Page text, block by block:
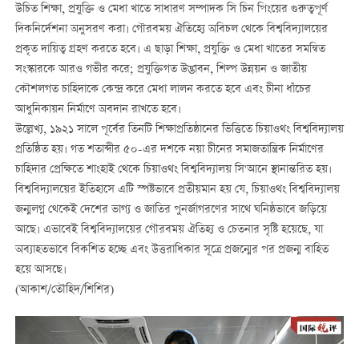
উচিত শিক্ষা, প্রযুক্তি ও মেধা খাতে সাধারণ সম্পাদক সি চিন পিংয়ের গুরুত্বপূর্ণ
দিকনির্দেশনা অনুসরণ করা। গৌরবময় ঐতিহ্যে অবিচল থেকে বিশ্ববিদ্যালয়ের
প্রকৃত দায়িত্ব গ্রহণ করতে হবে। এ ছাড়া শিক্ষা, প্রযুক্তি ও মেধা খাতের সমন্বিত
সংস্কারকে আরও গভীর করে; প্রযুক্তিগত উদ্ভাবন, শিল্প উন্নয়ন ও জাতীয়
কৌশলগত চাহিদাকে কেন্দ্র করে মেধা লালন করতে হবে এবং চীনা ধাঁচের
আধুনিকায়ন নির্মাণে অবদান রাখতে হবে।
উল্লেখ্য, ১৯২১ সালে পূর্বের তিনটি শিক্ষাপ্রতিষ্ঠানের ভিত্তিতে চিয়াওথং বিশ্ববিদ্যালয়
প্রতিষ্ঠিত হয়। গত শতাব্দীর ৫০-এর দশকে নয়া চীনের সমাজতান্ত্রিক নির্মাণের
চাহিদার প্রেক্ষিতে শাংহাই থেকে চিয়াওথং বিশ্ববিদ্যালয় সি'আনে স্থানান্তরিত হয়।
বিশ্ববিদ্যালয়ের ইতিহাসে এটি স্পষ্টভাবে প্রতীয়মান হয় যে, চিয়াওথং বিশ্ববিদ্যালয়
জন্মলগ্ন থেকেই দেশের ভাগ্য ও জাতির পুনর্জাগরণের সাথে ঘনিষ্ঠভাবে জড়িয়ে
আছে। এভাবেই বিশ্ববিদ্যালয়ের গৌরবময় ঐতিহ্য ও চেতনার সৃষ্টি হয়েছে, যা
অব্যাহতভাবে বিকশিত হচ্ছে এবং উত্তরাধিকার সূত্রে প্রজন্মের পর প্রজন্ম বাহিত
হয়ে আসছে।
(আকাশ/তৌহিদ/শিশির)